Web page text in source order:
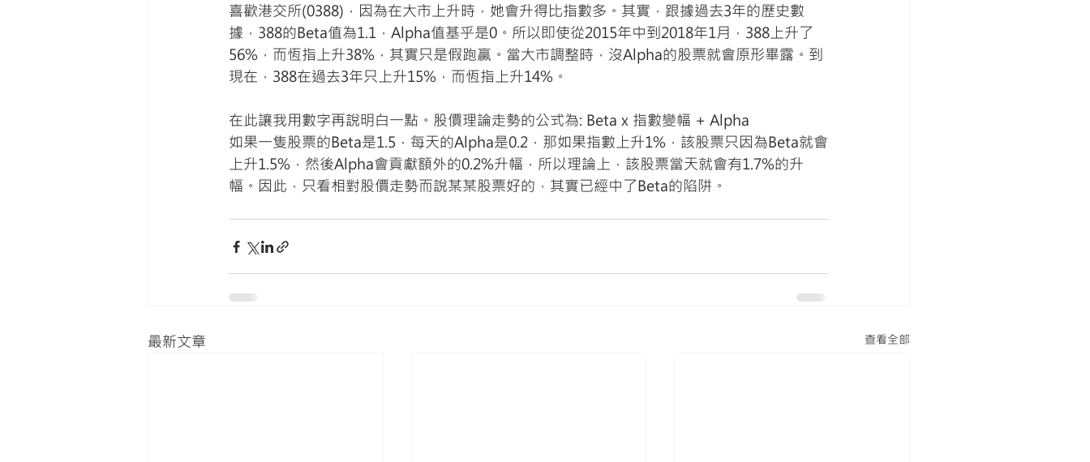
喜歡港交所(0388)，因為在大市上升時，她會升得比指數多。其實，跟據過去3年的歷史數
據，388的Beta值為1.1，Alpha值基乎是0。所以即使從2015年中到2018年1月，388上升了
56%，而恆指上升38%，其實只是假跑贏。當大市調整時，沒Alpha的股票就會原形畢露。到
現在，388在過去3年只上升15%，而恆指上升14%。
在此讓我用數字再說明白一點。股價理論走勢的公式為: Beta x 指數變幅 + Alpha
如果一隻股票的Beta是1.5，每天的Alpha是0.2，那如果指數上升1%，該股票只因為Beta就會
上升1.5%，然後Alpha會貢獻額外的0.2%升幅，所以理論上，該股票當天就會有1.7%的升
幅。因此，只看相對股價走勢而說某某股票好的，其實已經中了Beta的陷阱。
最新文章 查看全部